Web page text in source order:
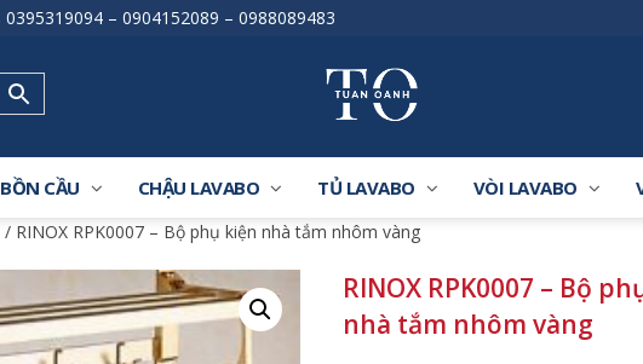
0395319094 – 0904152089 – 0988089483
BỒN CẦU CHẬU LAVABO TỦ LAVABO VÒI LAVABO
/ RINOX RPK0007 – Bộ phụ kiện nhà tắm nhôm vàng
RINOX RPK0007 – Bộ
nhà tắm nhôm vàng